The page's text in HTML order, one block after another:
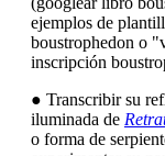
ejemplos de
boustrophedon o
inscripción
● Transcribir su
iluminada de
o forma de